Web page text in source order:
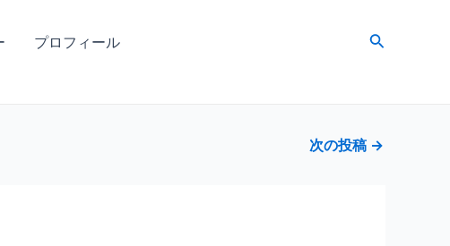
プロフィール
検
次の投稿 →